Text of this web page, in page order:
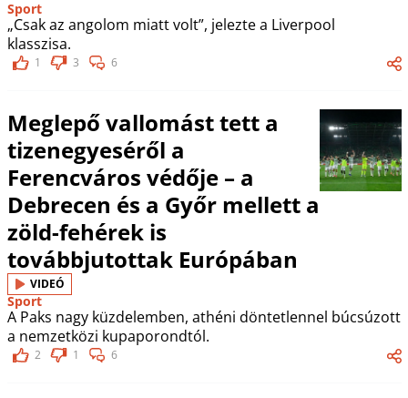
Sport
„Csak az angolom miatt volt”, jelezte a Liverpool
klasszisa.
1 3 6
Meglepő vallomást tett a
tizenegyeséről a
Ferencváros védője – a
Debrecen és a Győr mellett a
zöld-fehérek is
továbbjutottak Európában
VIDEÓ
Sport
A Paks nagy küzdelemben, athéni döntetlennel búcsúzott
a nemzetközi kupaporondtól.
2 1 6